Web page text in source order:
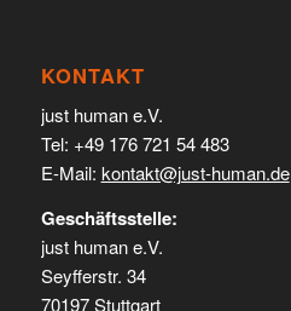
KONTAKT
just human e.V.
Tel: +49 176 721 54 483
E-Mail: kontakt@just-human.de
Geschäftsstelle:
just human e.V.
Seyfferstr. 34
70197 Stuttgart